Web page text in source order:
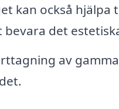
kan också hjälpa
det
av